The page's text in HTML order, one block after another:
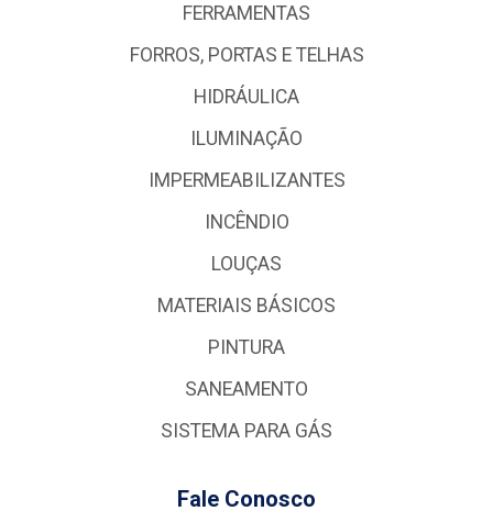
FERRAMENTAS
FORROS, PORTAS E TELHAS
HIDRÁULICA
ILUMINAÇÃO
IMPERMEABILIZANTES
INCÊNDIO
LOUÇAS
MATERIAIS BÁSICOS
PINTURA
SANEAMENTO
SISTEMA PARA GÁS
Fale Conosco